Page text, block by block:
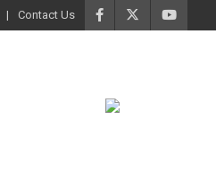
Contact Us